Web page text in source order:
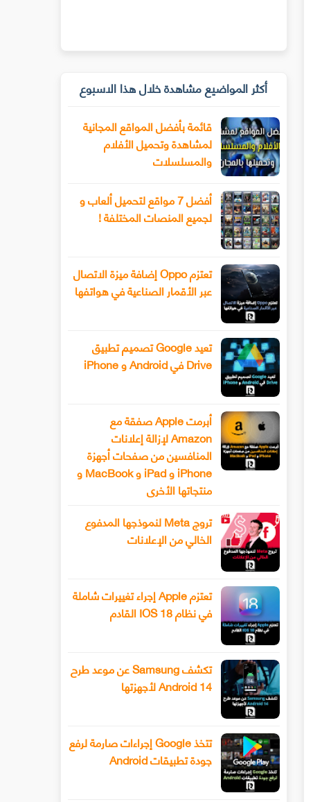
أكثر المواضيع مشاهدة خلال هذا الاسبوع
قائمة بأفضل المواقع المجانية
لمشاهدة وتحميل الأفلام
والمسلسلات
أفضل 7 مواقع لتحميل ألعاب و
لجميع المنصات المختلفة !
تعتزم Oppo إضافة ميزة الاتصال
عبر الأقمار الصناعية في هواتفها
تعيد Google تصميم تطبيق
Drive في Android و iPhone
أبرمت Apple صفقة مع
Amazon لإزالة إعلانات
المنافسين من صفحات أجهزة
iPhone و iPad و MacBook و
منتجاتها الأخرى
تروج Meta لنموذجها المدفوع
الخالي من الإعلانات
تعتزم Apple إجراء تغييرات شاملة
في نظام IOS 18 القادم
تكشف Samsung عن موعد طرح
Android 14 لأجهزتها
تتخذ Google إجراءات صارمة لرفع
جودة تطبيقات Android